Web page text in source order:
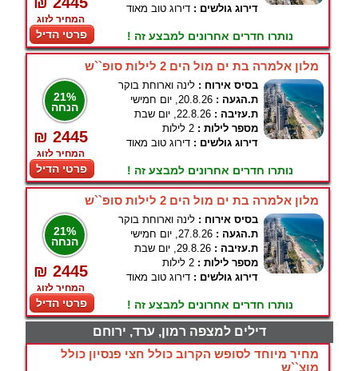
המחיר לזוג
פרטי הדיל
דירוג גולשים : דירוג טוב מאוד
נותרו חדרים אחרונים למבצע זה !
מלון אלמרה בת ים מול הים 2 לילות סופ``ש
21%
הנחה
₪ 2445
המחיר לזוג
פרטי הדיל
בסיס אירוח : לינה וארוחת בוקר
ת.הגעה : 20.8.26, יום חמישי
ת.עזיבה : 22.8.26, יום שבת
מספר לילות : 2 לילות
דירוג גולשים : דירוג טוב מאוד
נותרו חדרים אחרונים למבצע זה !
מלון אלמרה בת ים מול הים 2 לילות סופ``ש
21%
הנחה
₪ 2445
המחיר לזוג
פרטי הדיל
בסיס אירוח : לינה וארוחת בוקר
ת.הגעה : 27.8.26, יום חמישי
ת.עזיבה : 29.8.26, יום שבת
מספר לילות : 2 לילות
דירוג גולשים : דירוג טוב מאוד
נותרו חדרים אחרונים למבצע זה !
דילים למצפה רמון, ערד, ירוחם
מחיר מיוחד לסופש הקרוב כולל חצי פנסיון כולל
מוצ``ש